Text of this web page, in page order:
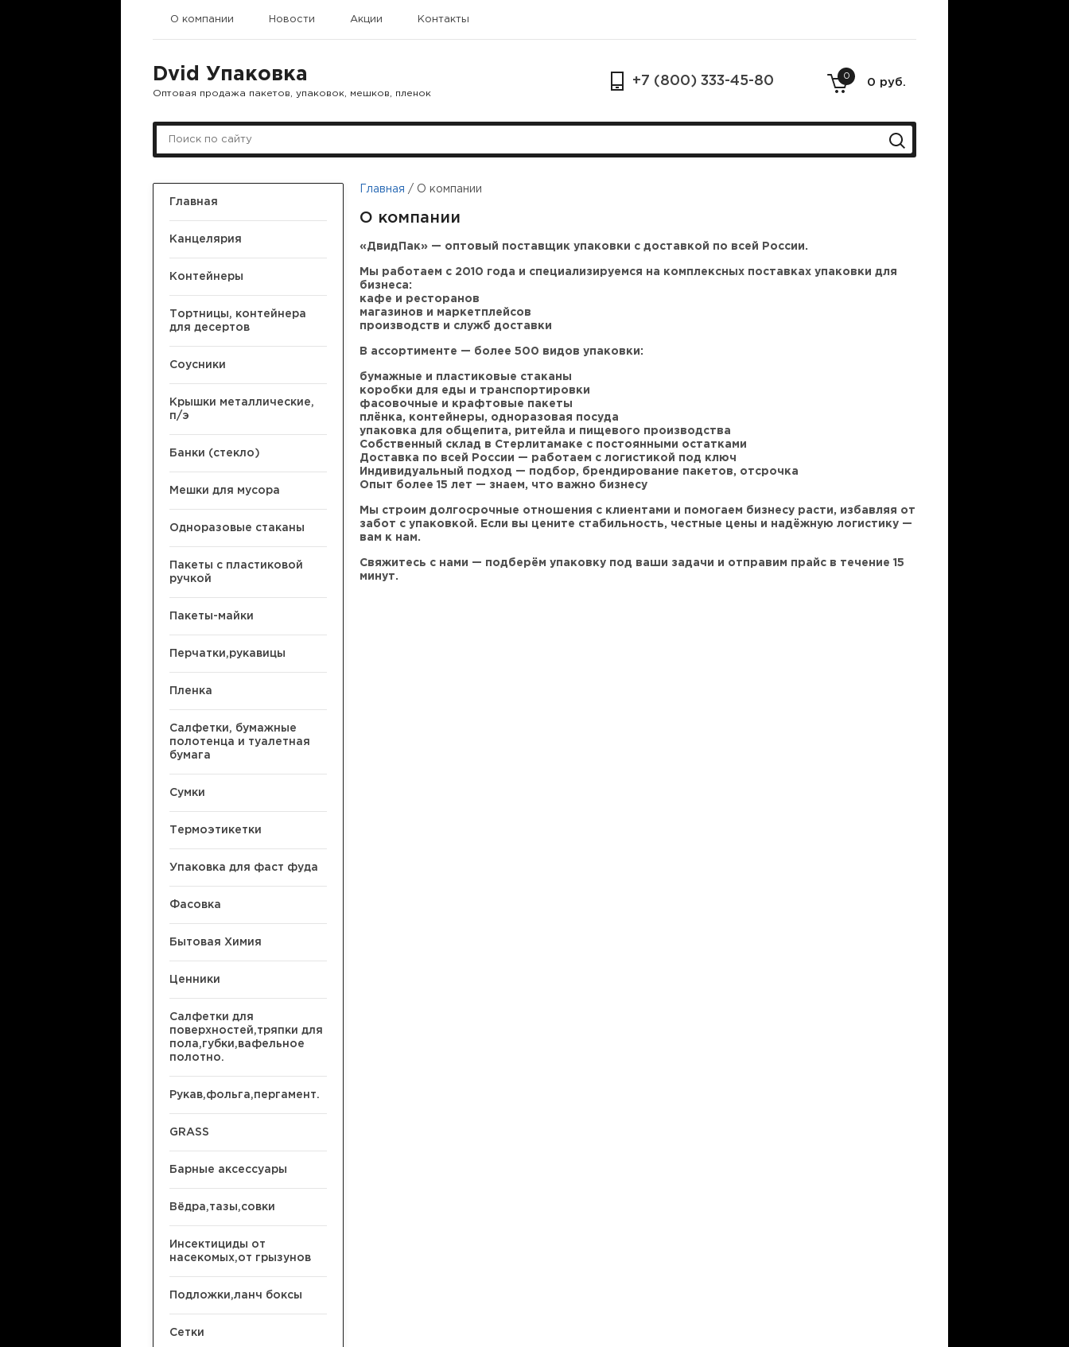
О компании Новости Акции Контакты
Dvid Упаковка
Оптовая продажа пакетов, упаковок, мешков, пленок
+7 (800) 333-45-80 0
0 руб.
Главная
Канцелярия
Контейнеры
Тортницы, контейнера
для десертов
Соусники
Крышки металлические,
п/э
Банки (стекло)
Мешки для мусора
Одноразовые стаканы
Пакеты с пластиковой
ручкой
Пакеты-майки
Перчатки,рукавицы
Пленка
Салфетки, бумажные
полотенца и туалетная
бумага
Сумки
Термоэтикетки
Упаковка для фаст фуда
Фасовка
Бытовая Химия
Ценники
Салфетки для
поверхностей,тряпки для
пола,губки,вафельное
полотно.
Рукав,фольга,пергамент.
GRASS
Барные аксессуары
Вёдра,тазы,совки
Инсектициды от
насекомых,от грызунов
Подложки,ланч боксы
Сетки
Главная / О компании
О компании
«ДвидПак» — оптовый поставщик упаковки с доставкой по всей России.
Мы работаем с 2010 года и специализируемся на комплексных поставках упаковки для
бизнеса:
кафе и ресторанов
магазинов и маркетплейсов
производств и служб доставки
В ассортименте — более 500 видов упаковки:
бумажные и пластиковые стаканы
коробки для еды и транспортировки
фасовочные и крафтовые пакеты
плёнка, контейнеры, одноразовая посуда
упаковка для общепита, ритейла и пищевого производства
Собственный склад в Стерлитамаке с постоянными остатками
Доставка по всей России — работаем с логистикой под ключ
Индивидуальный подход — подбор, брендирование пакетов, отсрочка
Опыт более 15 лет — знаем, что важно бизнесу
Мы строим долгосрочные отношения с клиентами и помогаем бизнесу расти, избавляя от
забот с упаковкой. Если вы цените стабильность, честные цены и надёжную логистику —
вам к нам.
Свяжитесь с нами — подберём упаковку под ваши задачи и отправим прайс в течение 15
минут.